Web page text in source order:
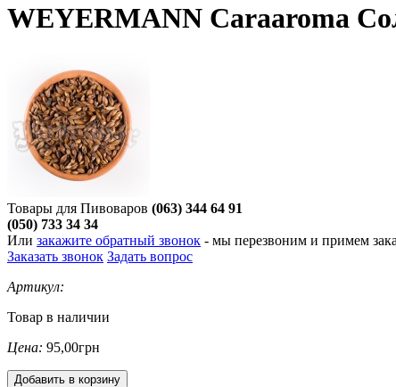
WEYERMANN Caraaroma
Товары для Пивоваров (063) 344 64 91
(050) 733 34 34
Или закажите обратный звонок - мы перезвоним и примем
Заказать звонок Задать вопрос
Артикул:
Товар в наличии
Цена: 95,00грн